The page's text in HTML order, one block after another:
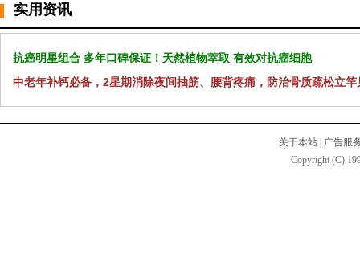
实用资讯
抗癌明星组合 多年口碑保证！天然植物萃取 有效对抗癌细胞
中老年补钙必备，2星期消除夜间抽筋、腰背疼痛，防治骨质疏松立竿
关于本站 | 广告服
Copyright (C)